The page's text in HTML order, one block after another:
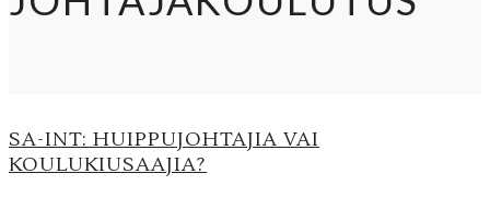
SA-INT: HUIPPUJOHTAJIA VAI
KOULUKIUSAAJIA?